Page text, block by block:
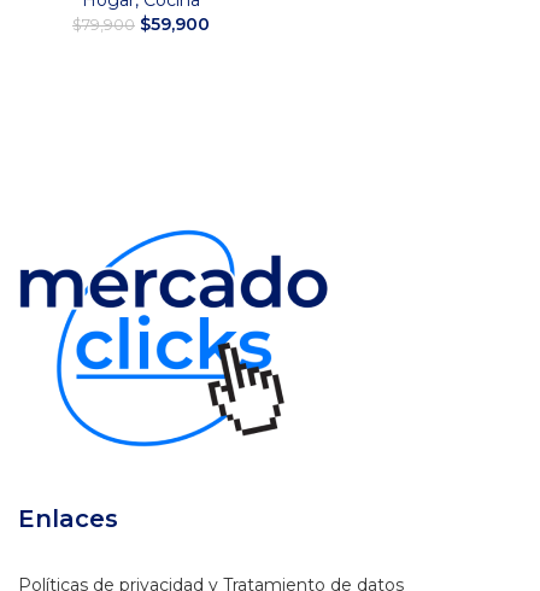
$79,900 El
$59,900
Enlaces
Políticas de privacidad y Tratamiento de datos